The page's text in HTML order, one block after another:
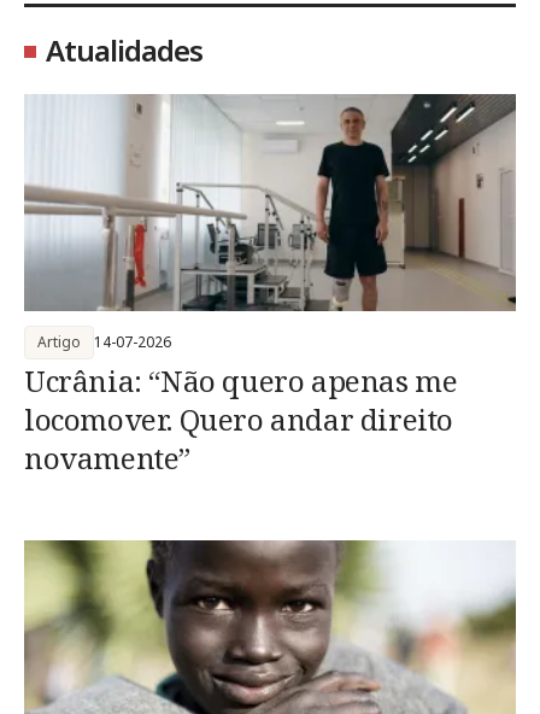
Atualidades
Ucrânia: “Não quero apenas me
locomover. Quero andar direito
novamente”
Artigo 14-07-2026